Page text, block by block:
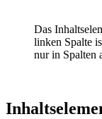
Das
linken Spalte
nur in Spalten